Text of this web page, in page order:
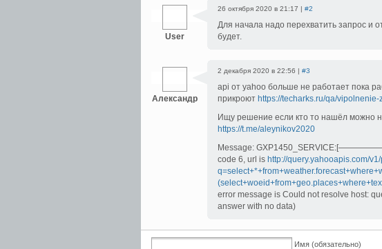
User
26 октября 2020 в 21:17 | #2
Для начала надо перехватить запрос и
будет.
Александр
2 декабря 2020 в 22:56 | #3
api от yahoo больше не работает пока
прикроют https://techarks.ru/qa/
Ищу решение если кто то нашёл можно
https://t.me/aleynikov2020
Message:
code 6, url is http://query.yahooapis.com/
error message is Could not resolve host:
answer with no data)
Имя (обязательно)